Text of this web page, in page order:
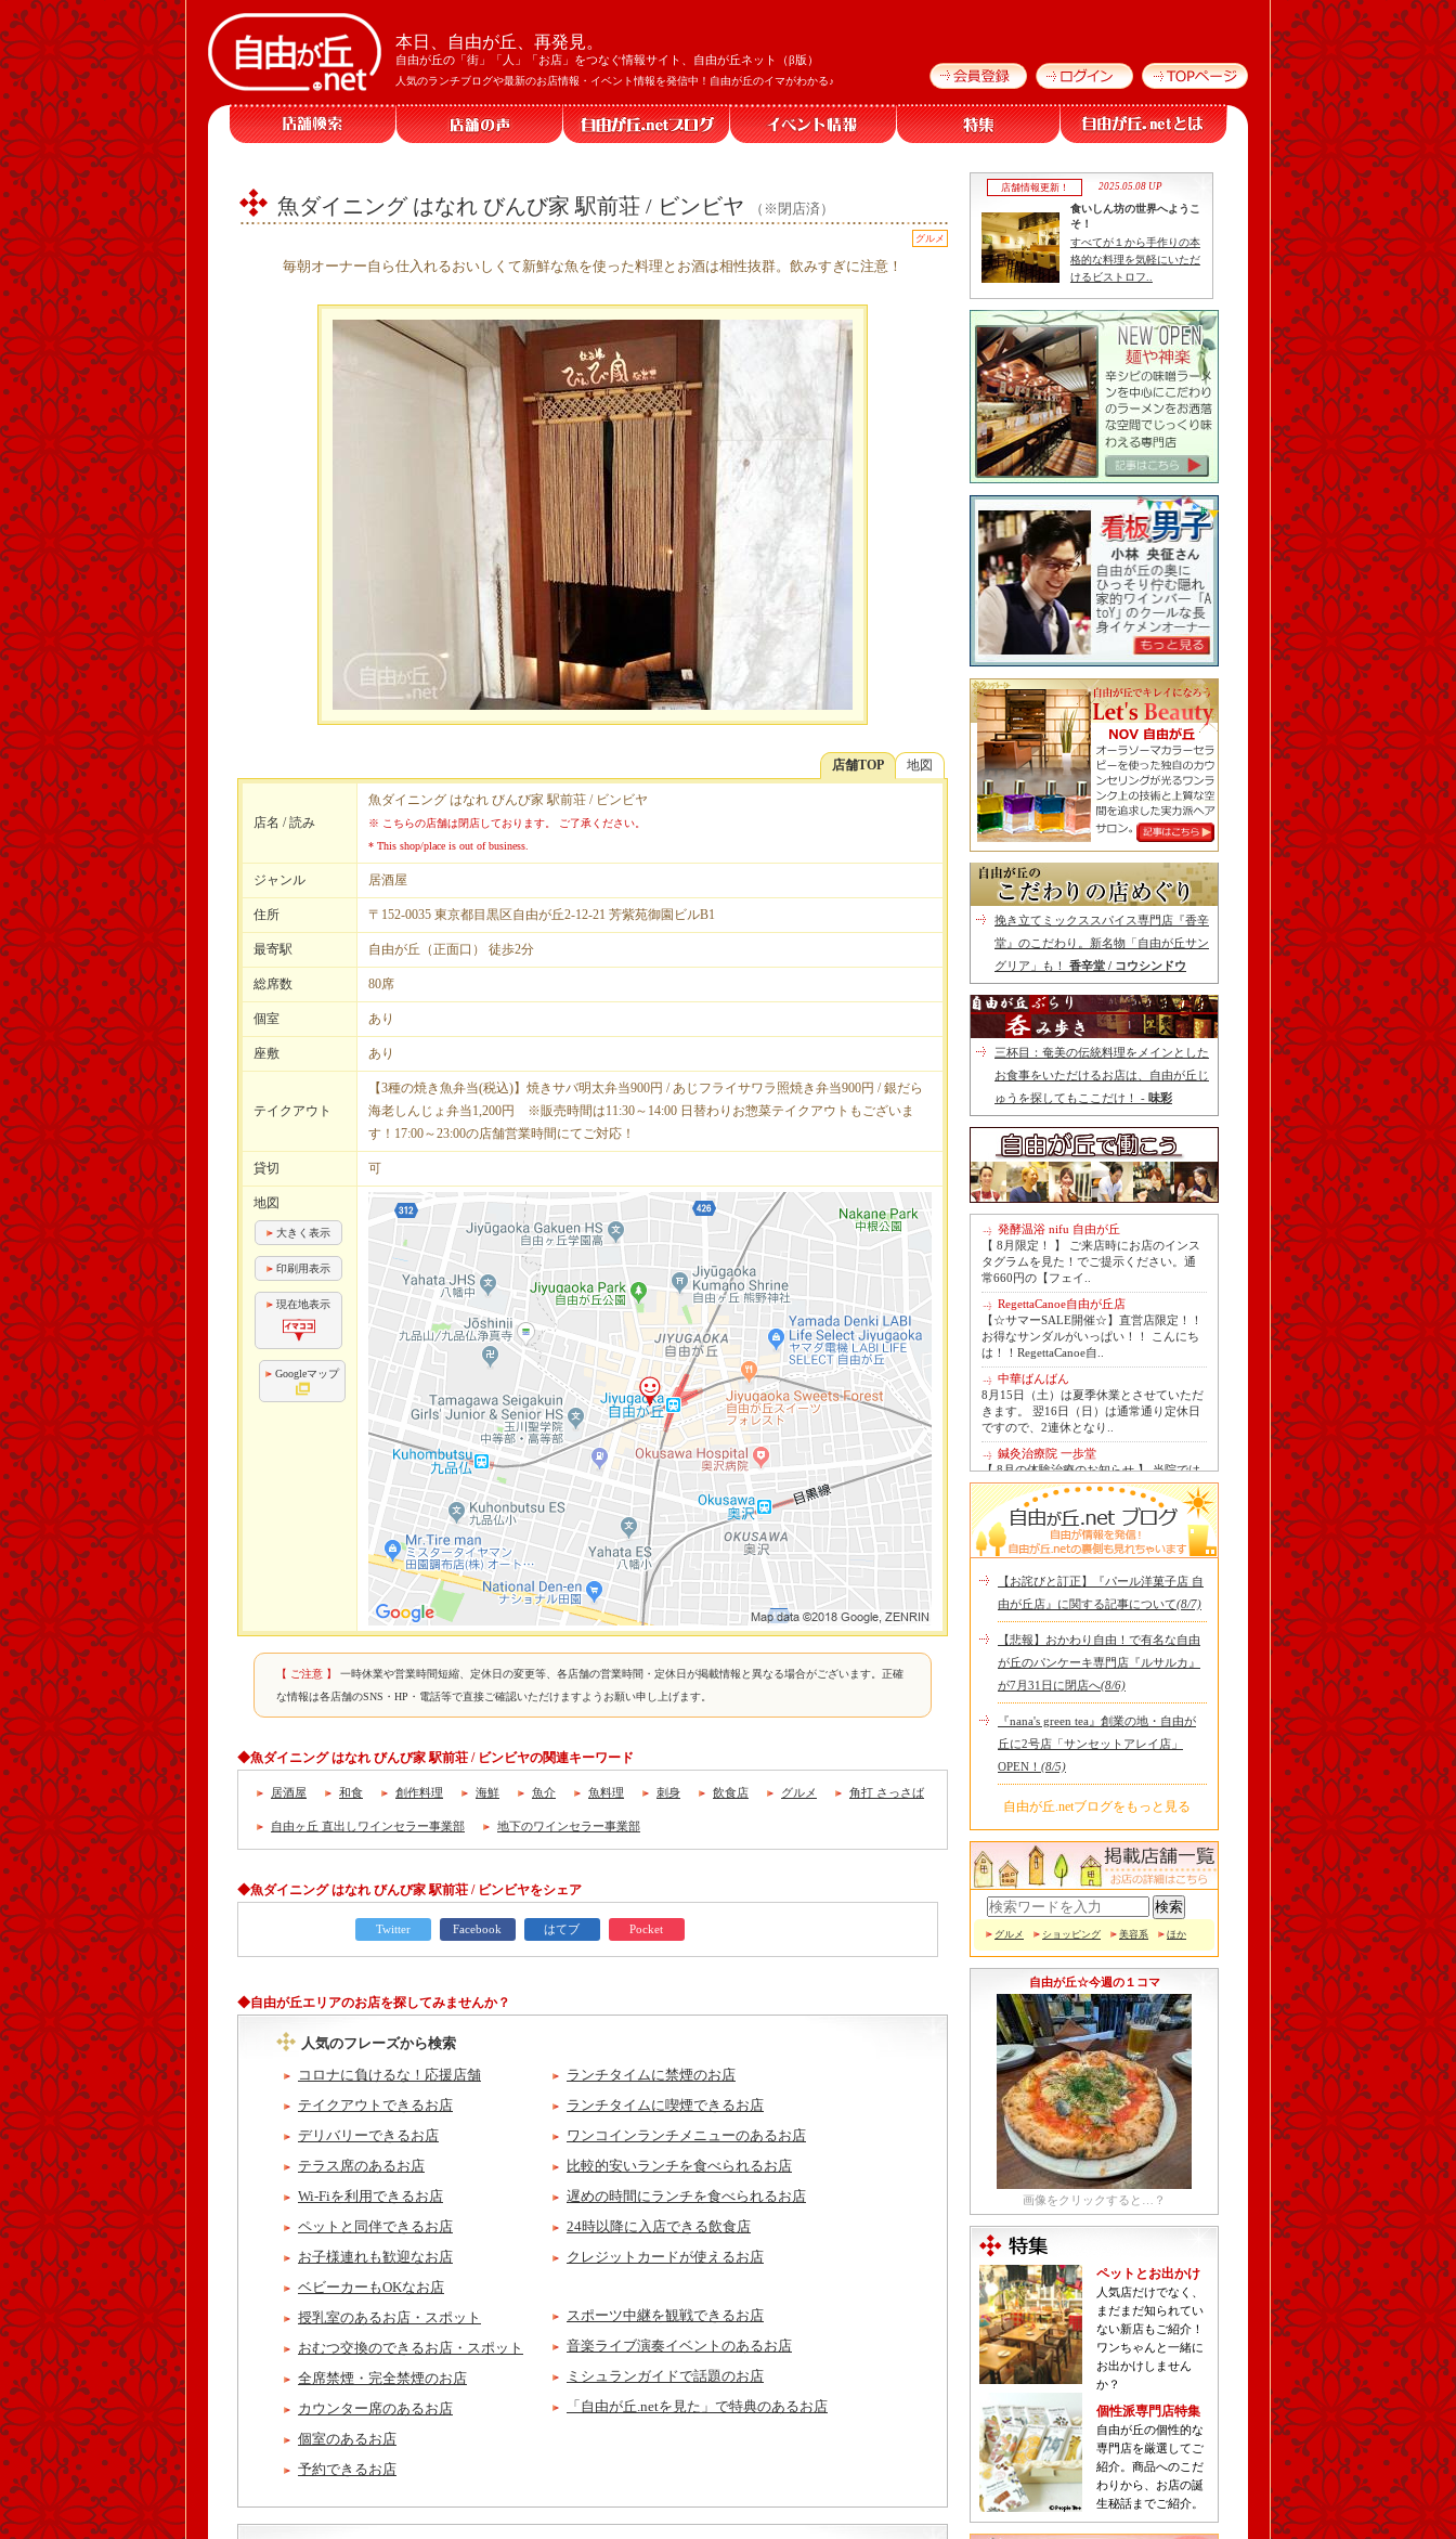
本日、自由が丘、再発見。
自由が丘の「街」「人」「お店」をつなぐ情報サイト、自由が丘ネット（β版）
人気のランチブログや最新のお店情報・イベント情報を発信中！自由が丘のイマがわかる♪
魚ダイニング はなれ びんび家 駅前荘 / ビンビヤ （※閉店済）
グルメ
毎朝オーナー自ら仕入れるおいしくて新鮮な魚を使った料理とお酒は相性抜群。飲みすぎに注意！
地図
店舗TOP
店名 / 読み
魚ダイニング はなれ びんび家 駅前荘 / ビンビヤ
※ こちらの店舗は閉店しております。 ご了承ください。
* This shop/place is out of business.
ジャンル 居酒屋
住所 〒152-0035 東京都目黒区自由が丘2-12-21 芳紫苑御園ビルB1
最寄駅 自由が丘（正面口） 徒歩2分
総席数 80席
個室 あり
座敷 あり
テイクアウト
【3種の焼き魚弁当(税込)】焼きサバ明太弁当900円 / あじフライサワラ照焼き弁当900円 / 銀だら
海老しんじょ弁当1,200円 ※販売時間は11:30～14:00 日替わりお惣菜テイクアウトもございま
す！17:00～23:00の店舗営業時間にてご対応！
貸切 可
地図
大きく表示
印刷用表示
現在地表示
Googleマップ
【 ご注意 】
一時休業や営業時間短縮、定休日の変更等、各店舗の営業時間・定休日が掲載情報と異なる場合がございます。正確
な情報は各店舗のSNS・HP・電話等で直接ご確認いただけますようお願い申し上げます。
◆魚ダイニング はなれ びんび家 駅前荘 / ビンビヤの関連キーワード
居酒屋 和食 創作料理 海鮮 魚介 魚料理 刺身 飲食店 グルメ 角打 さっさば
自由ヶ丘 直出しワインセラー事業部 地下のワインセラー事業部
◆魚ダイニング はなれ びんび家 駅前荘 / ビンビヤをシェア
Twitter Facebook はてブ Pocket
◆自由が丘エリアのお店を探してみませんか？
人気のフレーズから検索
コロナに負けるな！応援店舗
テイクアウトできるお店
デリバリーできるお店
テラス席のあるお店
Wi-Fiを利用できるお店
ペットと同伴できるお店
お子様連れも歓迎なお店
ベビーカーもOKなお店
授乳室のあるお店・スポット
おむつ交換のできるお店・スポット
全席禁煙・完全禁煙のお店
カウンター席のあるお店
個室のあるお店
予約できるお店
ランチタイムに禁煙のお店
ランチタイムに喫煙できるお店
ワンコインランチメニューのあるお店
比較的安いランチを食べられるお店
遅めの時間にランチを食べられるお店
24時以降に入店できる飲食店
クレジットカードが使えるお店
スポーツ中継を観戦できるお店
音楽ライブ演奏イベントのあるお店
ミシュランガイドで話題のお店
「自由が丘.netを見た」で特典のあるお店
店舗情報更新！ 2025.05.08 UP
食いしん坊の世界へようこ
そ！
すべてが１から手作りの本
格的な料理を気軽にいただ
けるビストロフ..
挽き立てミックススパイス専門店『香辛
堂』のこだわり。新名物「自由が丘サン
グリア」も！ 香辛堂 / コウシンドウ
三杯目：奄美の伝統料理をメインとした
お食事をいただけるお店は、自由が丘じ
ゅうを探してもここだけ！ - 味彩
発酵温浴 nifu 自由が丘
【 8月限定！ 】 ご来店時にお店のインス
タグラムを見た！でご提示ください。通
常660円の【フェイ..
RegettaCanoe自由が丘店
【☆サマーSALE開催☆】直営店限定！！
お得なサンダルがいっぱい！！ こんにち
は！！RegettaCanoe自..
中華ばんばん
8月15日（土）は夏季休業とさせていただ
きます。 翌16日（日）は通常通り定休日
ですので、2連休となり..
鍼灸治療院 一歩堂
【 8月の体験治療のお知らせ 】 当院では
毎月第1月曜日を体験dayとし、当院の施
術をお得に体験し..
Le Monde Gourmand
今年も南アルプス @sachiblueberryfarm か
ら美味しいブルーベリーが😋
https://www.instagram.com/sachi..
tomoru
土曜日限定ランチセット(12:00〜15:00)は
じまりました！※数量限定その日のおす
cheese & booze ost
【 平日限定ランチメニュー 】 ワンプレー
色々付くようにな..
京都九条ねぎ焼き専門店 ねぎ家 -時代
家 旬-
【ランチ限定】鉄板炙りホルモン丼🔥本
日も大人気！香ばしく炙った新鮮ホルモ
ンに、濃厚な京都味噌だれ..
冷え性改善協会 ICITO
【 よもぎ蒸しやリラクゼーション専門の
顧問契約 】 冷え性改善協会は、小規模の
エステサロン、リ..
【お詫びと訂正】『パール洋菓子店 自
由が丘店』に関する記事について(8/7)
【悲報】おかわり自由！で有名な自由
が丘のパンケーキ専門店『ルサルカ』
が7月31日に閉店へ(8/6)
『nana's green tea』創業の地・自由が
丘に2号店「サンセットアレイ店」
OPEN！ (8/5)
自由が丘.netブログをもっと見る
グルメ ショッピング 美容系 ほか
自由が丘☆今週の１コマ
画像をクリックすると…？
ペットとお出かけ
人気店だけでなく、
まだまだ知られてい
ない新店もご紹介！
ワンちゃんと一緒に
お出かけしません
か？
個性派専門店特集
自由が丘の個性的な
専門店を厳選してご
紹介。商品へのこだ
わりから、お店の誕
生秘話までご紹介。